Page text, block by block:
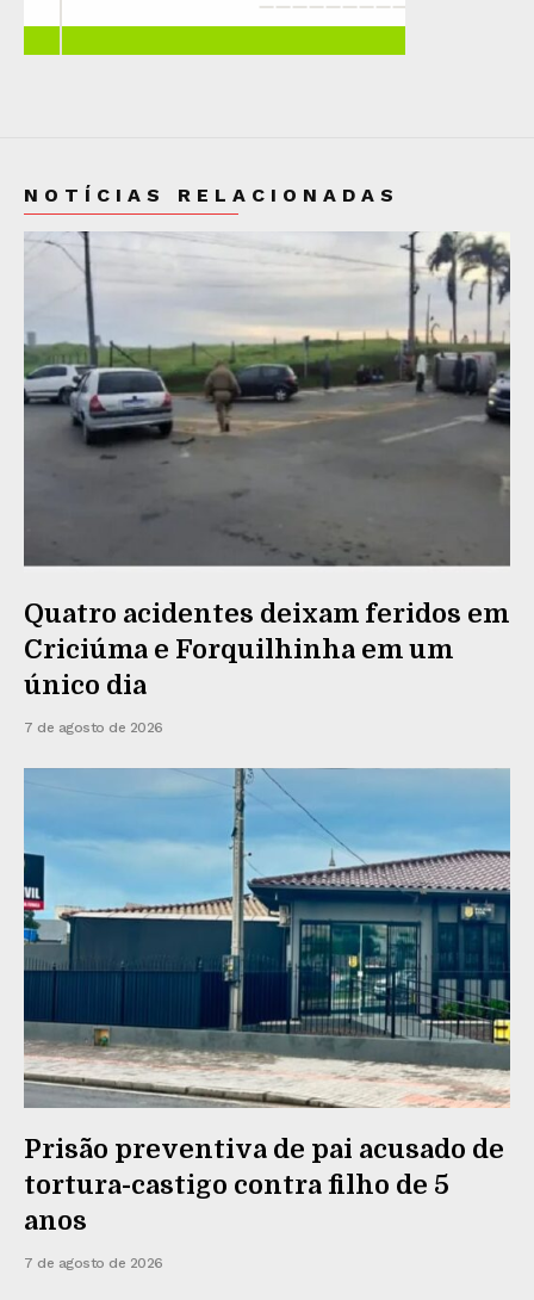
NOTÍCIAS RELACIONADAS
Quatro acidentes deixam feridos em
Criciúma e Forquilhinha em um
único dia
7 de agosto de 2026
Prisão preventiva de pai acusado de
tortura-castigo contra filho de 5
anos
7 de agosto de 2026